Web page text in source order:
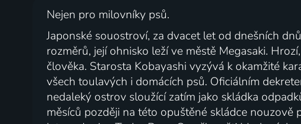
Nejen pro milovníky psů.
Japonské souostroví, za dvacet let od dnešních
rozměrů, její ohnisko leží ve městě Megasaki.
člověka. Starosta Kobayashi vyzývá k okamžité
všech toulavých i domácích psů. Oficiálním
nedaleký ostrov sloužící zatím jako skládka
měsíců později na této opuštěné skládce